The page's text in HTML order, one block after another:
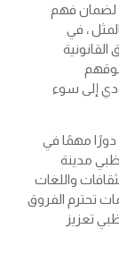
لضمان فهم
، في
القانونية
إلى سوء
مهمًا في
مدينة
واللغات
تحترم الفروق
تعزيز